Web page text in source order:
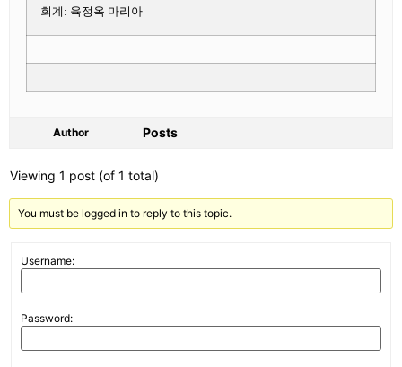
회계: 육정옥 마리아
Author Posts
Viewing 1 post (of 1 total)
You must be logged in to reply to this topic.
Username:
Password: